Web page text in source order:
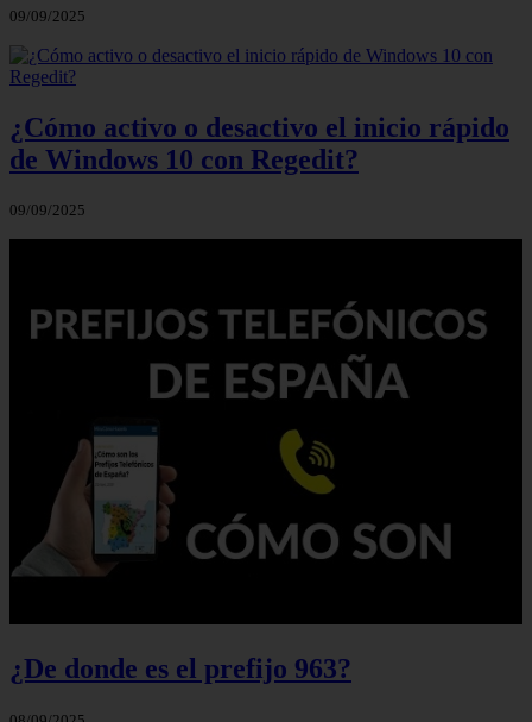
09/09/2025
¿Cómo activo o desactivo el inicio rápido
de Windows 10 con Regedit?
09/09/2025
¿De donde es el prefijo 963?